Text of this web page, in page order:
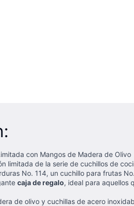
con Mangos de Madera de Olivo
limitada de la serie de cuchillos de
No. 114, un cuchillo para frutas
caja de regalo, ideal para aquellos
de olivo y cuchillas de acero